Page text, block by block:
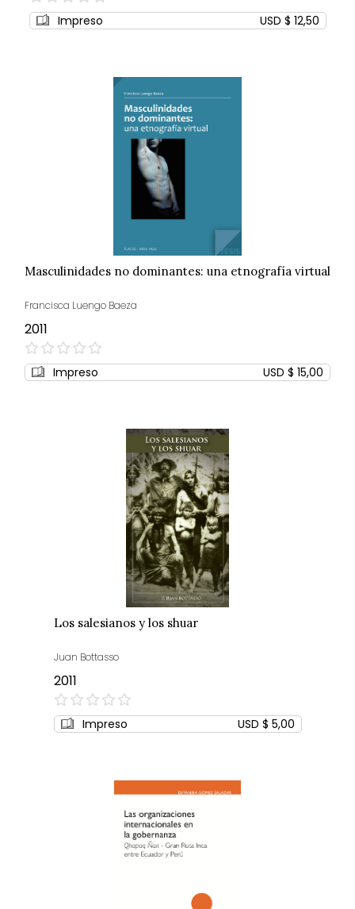
0%
Impreso USD $ 12,50
Masculinidades no dominantes: una etnografía virtual
Francisca Luengo Baeza
2011
0%
Impreso USD $ 15,00
Los salesianos y los shuar
Juan Bottasso
2011
0%
Impreso USD $ 5,00